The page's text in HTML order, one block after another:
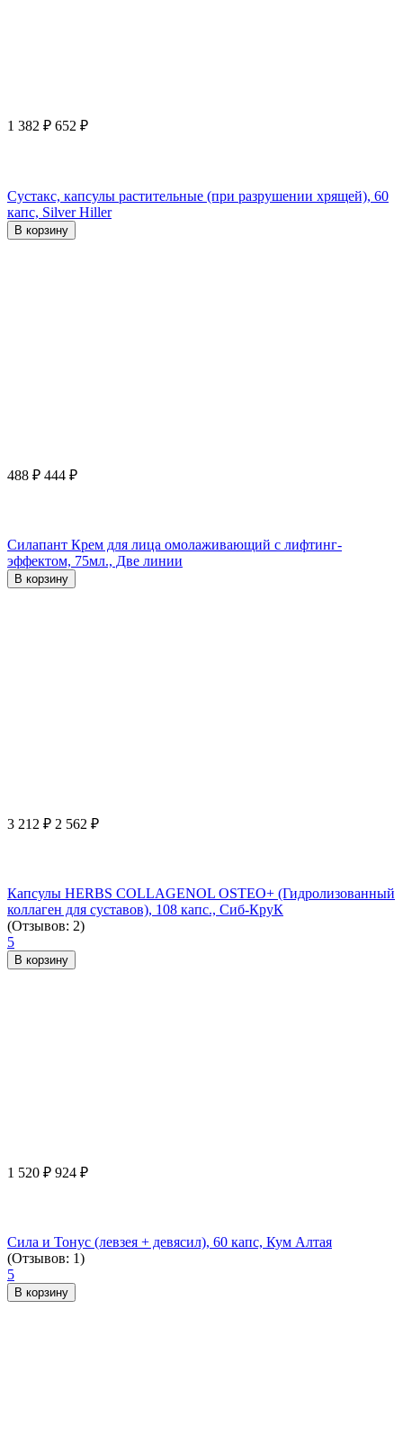
1 382 ₽ 652 ₽
Сустакс, капсулы растительные (при разрушении хрящей), 60
капс, Silver Hiller
В корзину
488 ₽ 444 ₽
Силапант Крем для лица омолаживающий с лифтинг-
эффектом, 75мл., Две линии
В корзину
3 212 ₽ 2 562 ₽
Капсулы HERBS COLLAGENOL OSTEO+ (Гидролизованный
коллаген для суставов), 108 капс., Сиб-КруК
(Отзывов: 2)
5
В корзину
1 520 ₽ 924 ₽
Сила и Тонус (левзея + девясил), 60 капс, Кум Алтая
(Отзывов: 1)
5
В корзину